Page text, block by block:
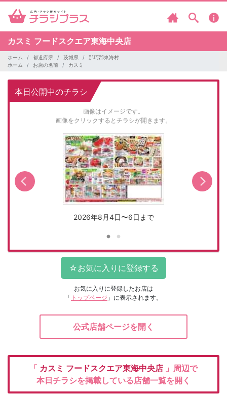
カスミ フードスクエア東海中央店
ホーム 都道府県 茨城県
那珂郡東海村
ホーム
お店の名前 カスミ
本日公開中のチラシ
画像はイメージです。
画像をクリックするとチラシが開きます。
2026年8月4日〜6日まで
お気に入りに登録したお店は
「 トップページ 」に表示されます。
公式店舗ページを開く
「 カスミ フードスクエア東海中央店 」周辺で
本日チラシを掲載している店舗一覧を開く